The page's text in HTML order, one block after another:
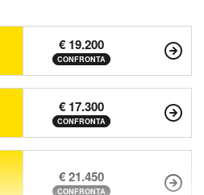
€ 19.200
CONFRONTA
€ 17.300
CONFRONTA
€ 21.450
CONFRONTA